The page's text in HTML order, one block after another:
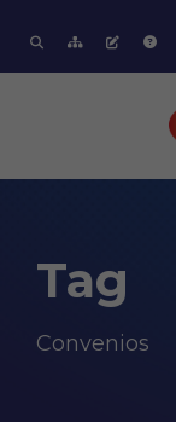
Tag
Convenios